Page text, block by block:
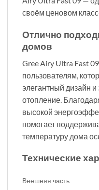
своём ценовом
Отлично
домов
Gree Airy Ultra Fast
пользователям,
элегантный дизайн
отопление.
высокой
помогает
температуру дома
Технические
Внешняя часть